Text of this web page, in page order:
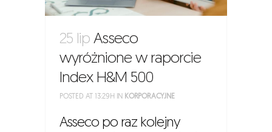
25 lip Asseco
wyróżnione w raporcie
Index H&M 500
POSTED AT 13:29H IN KORPORACYJNE
Asseco po raz kolejny